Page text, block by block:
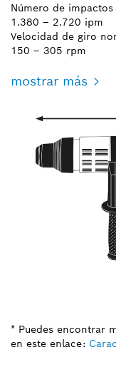
Número de
1.380 – 2.720 ipm
Velocidad de giro
150 – 305 rpm
mostrar más
* Puedes encontrar
en este enlace: